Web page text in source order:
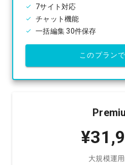
7サイト対応
チャット機能
一括編集 30件保存
このプラン
大規模運